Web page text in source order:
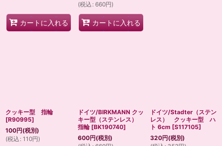
カートに入れる
(税込 : 660円)
カートに入れる
クッキー型 指輪
[R90995]
100円(税別)
(税込 : 110円)
ドイツ/BIRKMANN クッ
キー型（ステンレス）
指輪 [BK190740]
600円(税別)
ドイツ/Stadter（ステン
レス） クッキー型 ハ
ト 6cm [S117105]
320円(税別)